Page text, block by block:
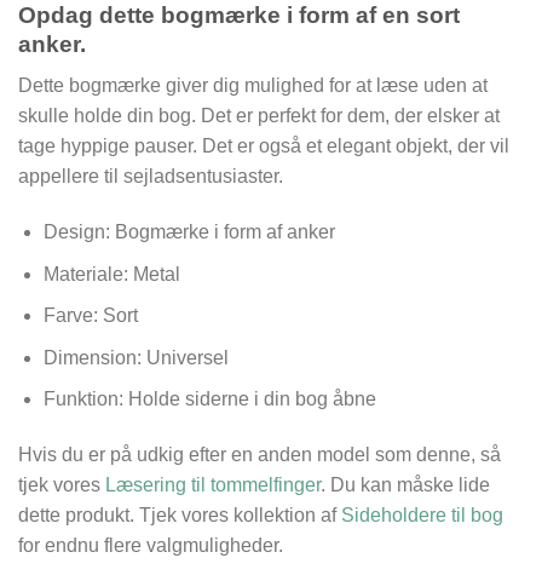
Opdag dette bogmærke i form af en sort
anker.
Dette bogmærke giver dig mulighed for at læse uden at
skulle holde din bog. Det er perfekt for dem, der elsker at
tage hyppige pauser. Det er også et elegant objekt, der vil
appellere til sejladsentusiaster.
Design: Bogmærke i form af anker
Materiale: Metal
Farve: Sort
Dimension: Universel
Funktion: Holde siderne i din bog åbne
Hvis du er på udkig efter en anden model som denne, så
tjek vores Læsering til tommelfinger. Du kan måske lide
dette produkt. Tjek vores kollektion af Sideholdere til bog
for endnu flere valgmuligheder.